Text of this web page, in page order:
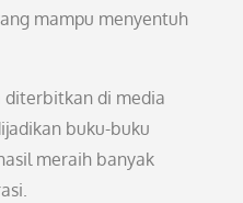
mampu menyentuh
diterbitkan di media
buku-buku
meraih banyak